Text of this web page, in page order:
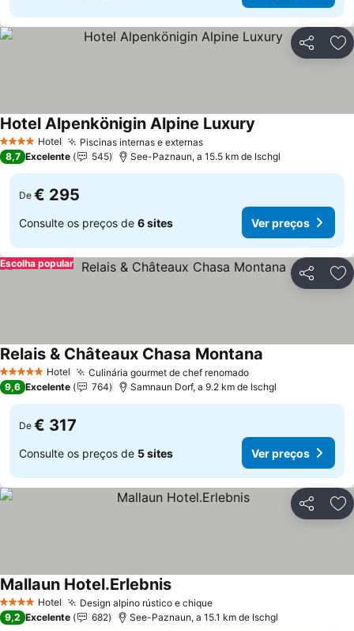
Partilhar
4 EstrelasHotel Piscinas internas e externas
Hotel Alpenkönigin Alpine Luxury
8,7 Excelente 545 See-Paznaun, a 15.5 km de Ischgl
De € 295
Consulte os preços de 6 sites Ver preços
Partilhar
Escolha popular
5 Estrelas Hotel Culinária gourmet de chef renomado
Relais & Châteaux Chasa Montana
9,6 Excelente 764 Samnaun Dorf, a 9.2 km de Ischgl
De € 317
Consulte os preços de 5 sites Ver preços
Partilhar
4 EstrelasHotel Design alpino rústico e chique
Mallaun Hotel.Erlebnis
9,2 Excelente 682 See-Paznaun, a 15.1 km de Ischgl